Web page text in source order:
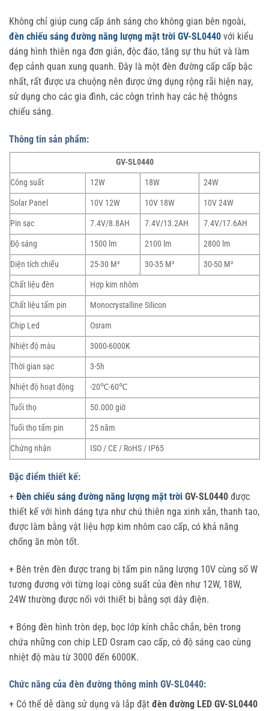
Không chỉ giúp cung cấp ánh sáng cho không gian bên ngoài,
đèn chiếu sáng đường năng lượng mặt trời GV-SL0440 với kiểu
dáng hình thiên nga đơn giản, độc đáo, tăng sự thu hút và làm
đẹp cảnh quan xung quanh. Đây là một đèn đường cấp cấp bậc
nhất, rất được ưa chuộng nên được ứng dụng rộng rãi hiện nay,
sử dụng cho các gia đình, các côgn trình hay các hệ thôgns
chiếu sáng.
Thông tin sản phẩm:
GV-SL0440
Công suất
12W 18W
24W
Solar Panel
10V 12W 10V 18W
10V 24W
Pin sạc
7.4V/8.8AH 7.4V/13.2AH
7.4V/17.6AH
Độ sáng
1500 lm 2100 lm
2800 lm
Diện tích chiếu
25-30 M² 30-35 M²
30-50 M²
Chất liệu đèn
Hợp kim nhôm
Chất liệu tấm pin
Monocrystalline Silicon
Chip Led
Osram
Nhiệt độ màu
3000-6000K
Thời gian sạc
3-5h
Nhiệt độ hoạt động
-20℃-60℃
Tuổi thọ
50.000 giờ
Tuổi thọ tấm pin
25 năm
Chứng nhận
ISO / CE / RoHS / IP65
Đặc điểm thiết kế:
+ Đèn chiếu sáng đường năng lượng mặt trời GV-SL0440 được
thiết kế với hình dáng tựa như chú thiên nga xinh xắn, thanh tao,
được làm bằng vật liệu hợp kim nhôm cao cấp, có khả năng
chống ăn mòn tốt.
+ Bên trên đèn được trang bị tấm pin năng lượng 10V cùng số W
tương đương với từng loại công suất của đèn như 12W, 18W,
24W thường được nối với thiết bị bằng sợi dây điện.
+ Bóng đèn hình tròn dẹp, bọc lớp kính chắc chắn, bên trong
chứa những con chip LED Osram cao cấp, có độ sáng cao cùng
nhiệt độ màu từ 3000 đến 6000K.
Chức năng của đèn đường thông minh GV-SL0440:
+ Có thể dễ dàng sử dụng và lắp đặt đèn đường LED GV-SL0440